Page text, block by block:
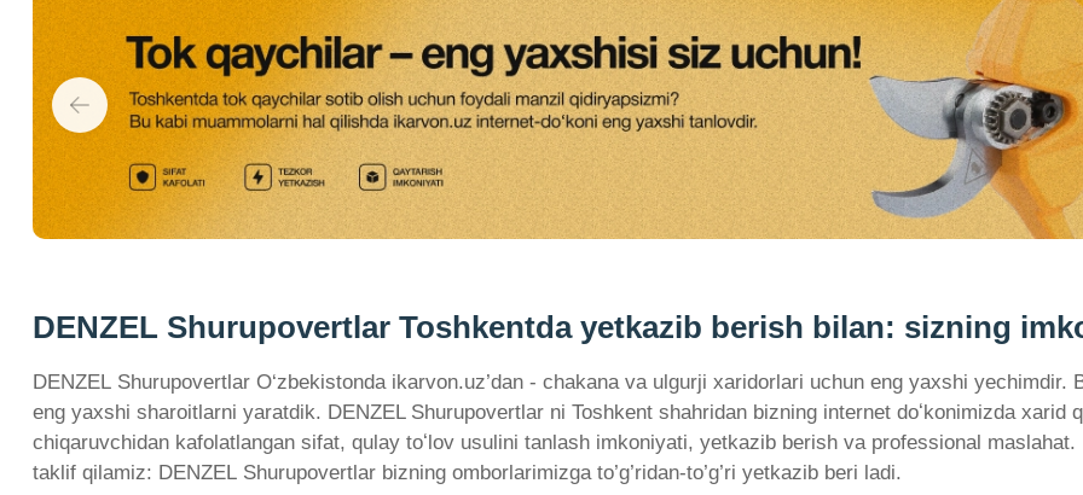
DENZEL Shurupovertlar Toshkentda yetkazib berish bilan: sizning
DENZEL Shurupovertlar O‘zbekistonda ikarvon.uz’dan - chakana va ulgurji xaridorlari uchun eng yaxshi
eng yaxshi sharoitlarni yaratdik. DENZEL Shurupovertlar ni Toshkent shahridan bizning internet doʻkonimizda xarid
chiqaruvchidan kafolatlangan sifat, qulay toʻlov usulini tanlash imkoniyati, yetkazib berish va professional
taklif qilamiz: DENZEL Shurupovertlar bizning omborlarimizga to’g’ridan-to’g’ri yetkazib beri ladi.